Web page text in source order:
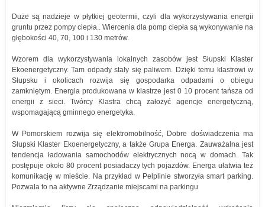
Duże są nadzieje w płytkiej geotermii, czyli dla wykorzystywania energii
gruntu przez pompy ciepła.. Wiercenia dla pomp ciepła są wykonywanie na
głębokości 40, 70, 100 i 130 metrów.
Wzorem dla wykorzystywania lokalnych zasobów jest Słupski Klaster
Ekoenergetyczny. Tam odpady stały się paliwem. Dzięki temu klastrowi w
Słupsku i okolicach rozwija się gospodarka odpadami o obiegu
zamkniętym. Energia produkowana w klastrze jest 0 10 procent tańsza od
energii z sieci. Twórcy Klastra chcą założyć agencje energetyczną,
wspomagającą gminnego energetyka.
W Pomorskiem rozwija się elektromobilność, Dobre doświadczenia ma
Słupski Klaster Ekoenergetyczny, a także Grupa Energa. Zauważalna jest
tendencja ładowania samochodów elektrycznych nocą w domach. Tak
postępuje około 80 procent posiadaczy tych pojazdów. Energa ułatwia też
komunikację w mieście. Na przykład w Pelplinie stworzyła smart parking.
Pozwala to na aktywne Zrządzanie miejscami na parkingu